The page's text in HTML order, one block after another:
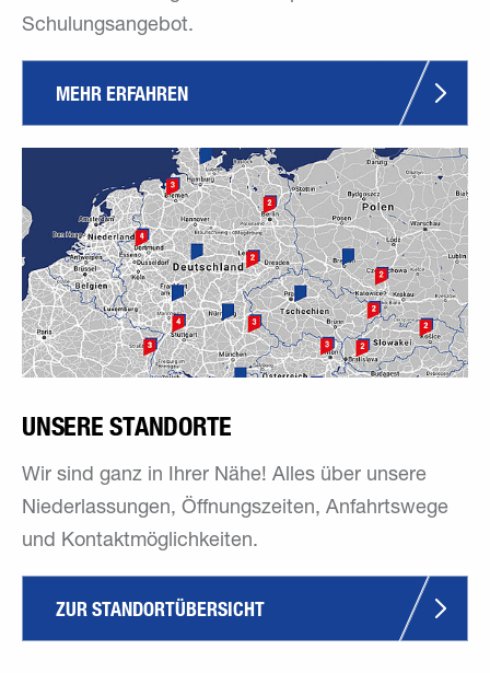
Schulungsangebot.
MEHR ERFAHREN
UNSERE STANDORTE
Wir sind ganz in Ihrer Nähe! Alles über unsere
Niederlassungen, Öffnungszeiten, Anfahrtswege
und Kontaktmöglichkeiten.
ZUR STANDORTÜBERSICHT